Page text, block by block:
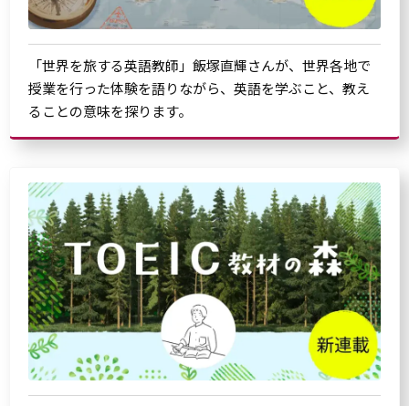
「世界を旅する英語教師」飯塚直輝さんが、世界各地で
授業を行った体験を語りながら、英語を学ぶこと、教え
ることの意味を探ります。